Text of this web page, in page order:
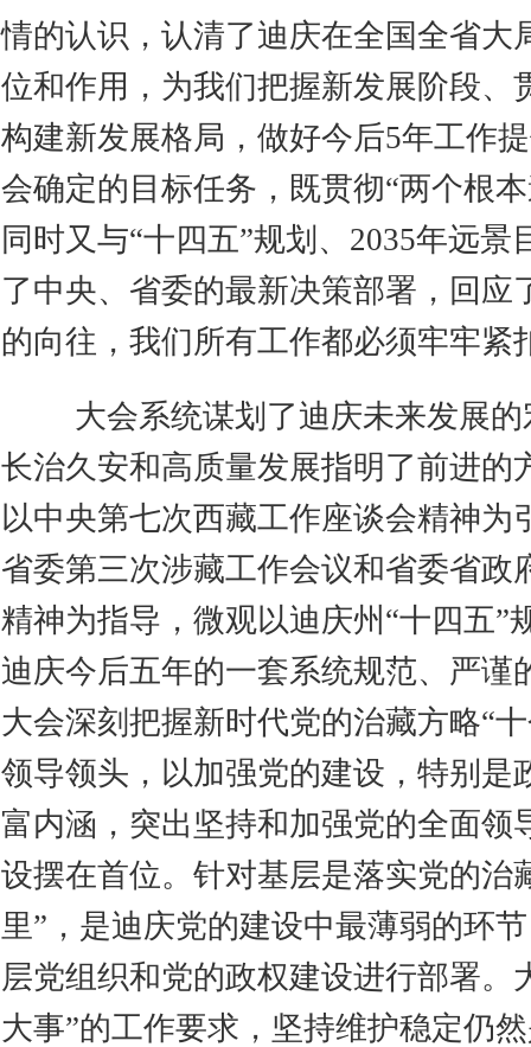
情的认识，认清了迪庆在全国全省大
位和作用，为我们把握新发展阶段、
构建新发展格局，做好今后5年工作
会确定的目标任务，既贯彻“两个根
同时又与“十四五”规划、2035年远景
了中央、省委的最新决策部署，回应
的向往，我们所有工作都必须牢牢紧
大会系统谋划了迪庆未来发展的
长治久安和高质量发展指明了前进的
以中央第七次西藏工作座谈会精神为
省委第三次涉藏工作会议和省委省政
精神为指导，微观以迪庆州“十四五”
迪庆今后五年的一套系统规范、严谨
大会深刻把握新时代党的治藏方略“
领导领头，以加强党的建设，特别是
富内涵，突出坚持和加强党的全面领
设摆在首位。针对基层是落实党的治
里”，是迪庆党的建设中最薄弱的环
层党组织和党的政权建设进行部署。
大事”的工作要求，坚持维护稳定仍